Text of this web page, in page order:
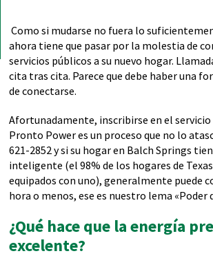
Como si mudarse no fuera lo
ahora tiene que pasar por la molestia de
servicios públicos a su nuevo hogar.
cita tras cita. Parece que debe haber una
de conectarse.
Afortunadamente, inscribirse en el servicio
Pronto Power es un proceso que no lo
621-2852 y si su hogar en Balch Springs
inteligente (el 98% de los hogares de
equipados con uno), generalmente puede
hora o menos, ese es nuestro lema «Poder
¿Qué hace que la energía
excelente?